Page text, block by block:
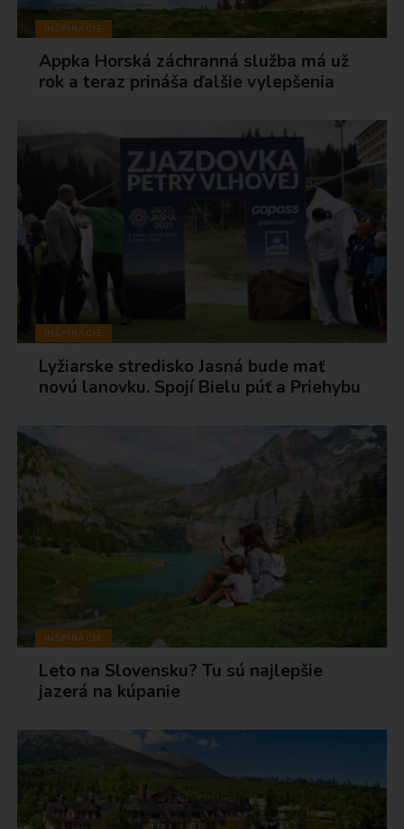
INŠPIRÁCIE
Appka Horská záchranná služba má už
rok a teraz prináša ďalšie vylepšenia
INŠPIRÁCIE
Lyžiarske stredisko Jasná bude mať
novú lanovku. Spojí Bielu púť a Priehybu
INŠPIRÁCIE
Leto na Slovensku? Tu sú najlepšie
jazerá na kúpanie